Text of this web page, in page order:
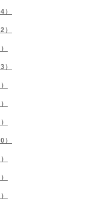
）
）
）
）